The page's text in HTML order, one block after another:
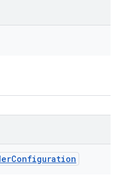
Configuration